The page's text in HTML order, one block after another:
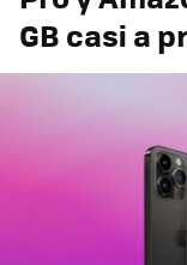
GB casi a